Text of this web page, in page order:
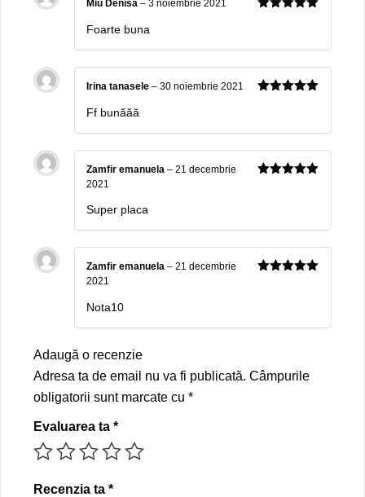
Miu Denisa – 3 noiembrie 2021
Foarte buna
Irina tanasele – 30 noiembrie 2021
Ff bunăăă
Zamfir emanuela – 21 decembrie
2021
Super placa
Zamfir emanuela – 21 decembrie
2021
Nota10
Adaugă o recenzie
Adresa ta de email nu va fi publicată. Câmpurile
obligatorii sunt marcate cu *
Evaluarea ta *
Recenzia ta *